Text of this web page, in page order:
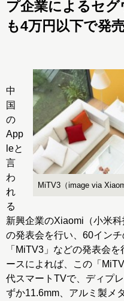
プ企業によるセ
も4万円以下で発
MiTV3（image via
中
国
の
App
leと
言
わ
れ
る
新興企業のXiaomi（小米
の発表会を行い、60イン
「MiTV3」などの発表会
ースによれば、この「
代スマートTVで、ディプ
ずか11.6mm、アルミ製メ